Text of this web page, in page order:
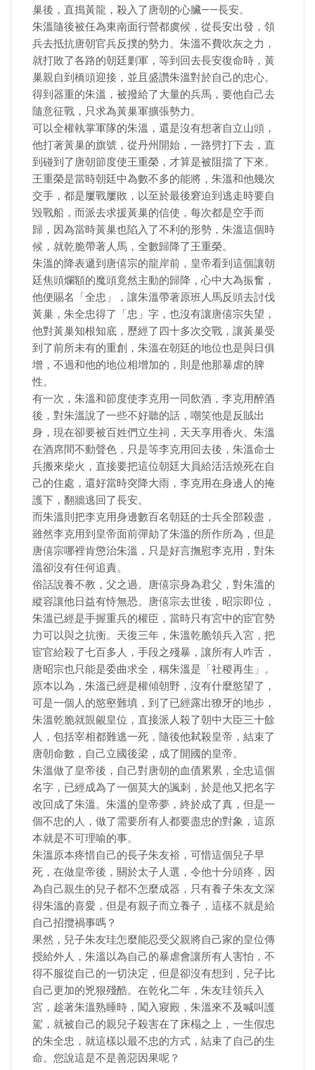
巢後，直搗黃龍，殺入了唐朝的心臟——長安。
朱溫隨後被任為東南面行營都虞候，從長安出發，領
兵去抵抗唐朝官兵反撲的勢力。朱溫不費吹灰之力，
就打敗了各路的朝廷剿軍，等到回去長安復命時，黃
巢親自到橋頭迎接，並且盛讚朱溫對於自己的忠心。
得到器重的朱溫，被撥給了大量的兵馬，要他自己去
隨意征戰，只求為黃巢軍擴張勢力。
可以全權執掌軍隊的朱溫，還是沒有想著自立山頭，
他打著黃巢的旗號，從丹州開始，一路劈打下去，直
到碰到了唐朝節度使王重榮，才算是被阻擋了下來。
王重榮是當時朝廷中為數不多的能將，朱溫和他幾次
交手，都是屢戰屢敗，以至於最後窘迫到逃走時要自
毀戰船，而派去求援黃巢的信使，每次都是空手而
歸，因為當時黃巢也陷入了不利的形勢，朱溫這個時
候，就乾脆帶著人馬，全數歸降了王重榮。
朱溫的降表遞到唐僖宗的龍岸前，皇帝看到這個讓朝
廷焦頭爛額的魔頭竟然主動的歸降，心中大為振奮，
他便賜名「全忠」，讓朱溫帶著原班人馬反頭去討伐
黃巢，朱全忠得了「忠」字，也沒有讓唐僖宗失望，
他對黃巢知根知底，歷經了四十多次交戰，讓黃巢受
到了前所未有的重創，朱溫在朝廷的地位也是與日俱
增，不過和他的地位相增加的，則是他那暴虐的脾
性。
有一次，朱溫和節度使李克用一同飲酒，李克用醉酒
後，對朱溫說了一些不好聽的話，嘲笑他是反賊出
身，現在卻要被百姓們立生祠，天天享用香火。朱溫
在酒席間不動聲色，只是等李克用回去後，朱溫命士
兵搬來柴火，直接要把這位朝廷大員給活活燒死在自
己的住處，還好當時突降大雨，李克用在身邊人的掩
護下，翻牆逃回了長安。
而朱溫則把李克用身邊數百名朝廷的士兵全部殺盡，
雖然李克用到皇帝面前彈劾了朱溫的所作所為，但是
唐僖宗哪裡肯懲治朱溫，只是好言撫慰李克用，對朱
溫卻沒有任何追責。
俗話說養不教，父之過。唐僖宗身為君父，對朱溫的
縱容讓他日益有恃無恐。唐僖宗去世後，昭宗即位，
朱溫已經是手握重兵的權臣，當時只有宮中的宦官勢
力可以與之抗衡。天復三年，朱溫乾脆領兵入宮，把
宦官給殺了七百多人，手段之殘暴，讓所有人咋舌，
唐昭宗也只能是委曲求全，稱朱溫是「社稷再生」。
原本以為，朱溫已經是權傾朝野，沒有什麼慾望了，
可是一個人的慾壑難填，到了已經露出獠牙的地步，
朱溫乾脆就覬覦皇位，直接派人殺了朝中大臣三十餘
人，包括宰相都難逃一死，隨後他弒殺皇帝，結束了
唐朝命數，自己立國後梁，成了開國的皇帝。
朱溫做了皇帝後，自己對唐朝的血債累累，全忠這個
名字，已經成為了一個莫大的諷刺，於是他又把名字
改回成了朱溫。朱溫的皇帝夢，終於成了真，但是一
個不忠的人，做了需要所有人都要盡忠的對象，這原
本就是不可理喻的事。
朱溫原本疼惜自己的長子朱友裕，可惜這個兒子早
死，在做皇帝後，關於太子人選，令他十分頭疼，因
為自己親生的兒子都不怎麼成器，只有養子朱友文深
得朱溫的喜愛，但是有親子而立養子，這樣不就是給
自己招攬禍事嗎？
果然，兒子朱友珪怎麼能忍受父親將自己家的皇位傳
授給外人，朱溫以為自己的暴虐會讓所有人害怕，不
得不服從自己的一切決定，但是卻沒有想到，兒子比
自己更加的兇狠殘酷。在乾化二年，朱友珪領兵入
宮，趁著朱溫熟睡時，闖入寢殿，朱溫來不及喊叫護
駕，就被自己的親兒子殺害在了床榻之上，一生假忠
的朱全忠，就這樣以最不忠的方式，結束了自己的生
命。您說這是不是善惡因果呢？